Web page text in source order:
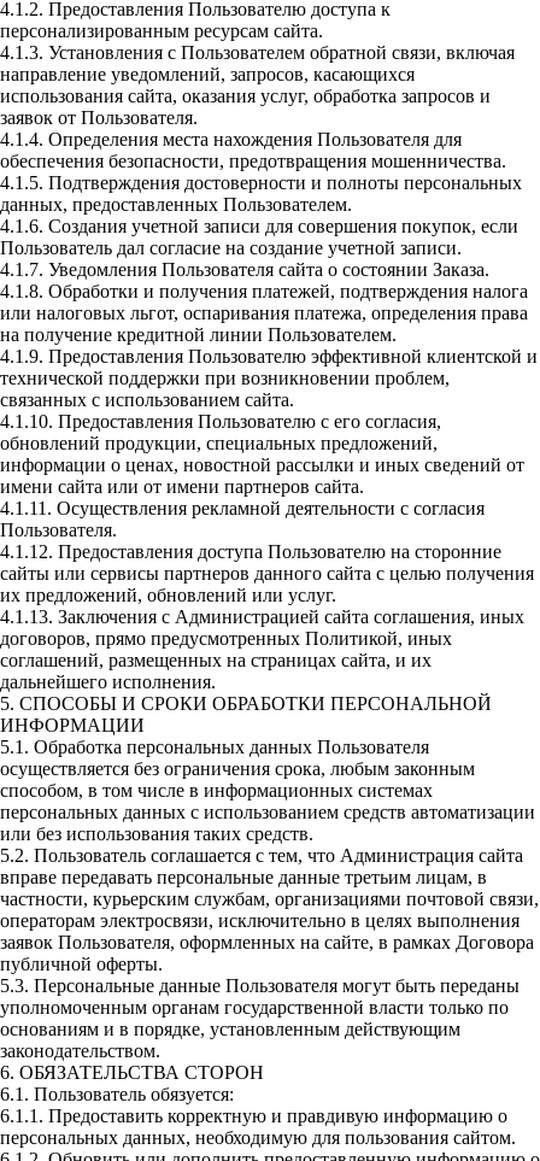
4.1.2. Предоставления Пользователю доступа к
персонализированным ресурсам сайта.
4.1.3. Установления с Пользователем обратной связи, включая
направление уведомлений, запросов, касающихся
использования сайта, оказания услуг, обработка запросов и
заявок от Пользователя.
4.1.4. Определения места нахождения Пользователя для
обеспечения безопасности, предотвращения мошенничества.
4.1.5. Подтверждения достоверности и полноты персональных
данных, предоставленных Пользователем.
4.1.6. Создания учетной записи для совершения покупок, если
Пользователь дал согласие на создание учетной записи.
4.1.7. Уведомления Пользователя сайта о состоянии Заказа.
4.1.8. Обработки и получения платежей, подтверждения налога
или налоговых льгот, оспаривания платежа, определения права
на получение кредитной линии Пользователем.
4.1.9. Предоставления Пользователю эффективной клиентской и
технической поддержки при возникновении проблем,
связанных с использованием сайта.
4.1.10. Предоставления Пользователю с его согласия,
обновлений продукции, специальных предложений,
информации о ценах, новостной рассылки и иных сведений от
имени сайта или от имени партнеров сайта.
4.1.11. Осуществления рекламной деятельности с согласия
Пользователя.
4.1.12. Предоставления доступа Пользователю на сторонние
сайты или сервисы партнеров данного сайта с целью получения
их предложений, обновлений или услуг.
4.1.13. Заключения с Администрацией сайта соглашения, иных
договоров, прямо предусмотренных Политикой, иных
соглашений, размещенных на страницах сайта, и их
дальнейшего исполнения.
5. СПОСОБЫ И СРОКИ ОБРАБОТКИ ПЕРСОНАЛЬНОЙ
ИНФОРМАЦИИ
5.1. Обработка персональных данных Пользователя
осуществляется без ограничения срока, любым законным
способом, в том числе в информационных системах
персональных данных с использованием средств автоматизации
или без использования таких средств.
5.2. Пользователь соглашается с тем, что Администрация сайта
вправе передавать персональные данные третьим лицам, в
частности, курьерским службам, организациями почтовой связи,
операторам электросвязи, исключительно в целях выполнения
заявок Пользователя, оформленных на сайте, в рамках Договора
публичной оферты.
5.3. Персональные данные Пользователя могут быть переданы
уполномоченным органам государственной власти только по
основаниям и в порядке, установленным действующим
законодательством.
6. ОБЯЗАТЕЛЬСТВА СТОРОН
6.1. Пользователь обязуется:
6.1.1. Предоставить корректную и правдивую информацию о
персональных данных, необходимую для пользования сайтом.